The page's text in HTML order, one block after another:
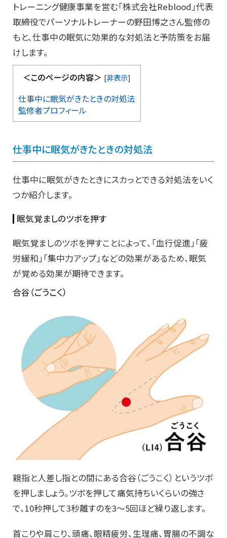
トレーニング健康事業を営む「株式会社Reblood」代表
取締役でパーソナルトレーナーの野田博之さん監修の
もと、仕事中の眠気に効果的な対処法と予防策をお届
けします。
＜このページの内容＞ [非表示]
仕事中に眠気がきたときの対処法
監修者プロフィール
仕事中に眠気がきたときの対処法
仕事中に眠気がきたときにスカっとできる対処法をいく
つか紹介します。
眠気覚ましのツボを押す
眠気覚ましのツボを押すことによって、「血行促進」「疲
労緩和」「集中力アップ」などの効果があるため、眠気
が覚める効果が期待できます。
合谷（ごうこく）
親指と人差し指との間にある合谷（ごうこく）というツボ
を押しましょう。ツボを押して痛気持ちいくらいの強さ
で、10秒押して3秒離すのを3～5回ほど繰り返します。
首こりや肩こり、頭痛、眼精疲労、生理痛、胃腸の不調な